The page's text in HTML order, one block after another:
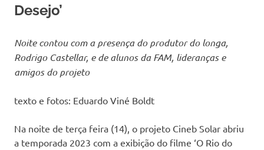
Desejo’
Noite contou com a presença do produtor do longa,
Rodrigo Castellar, e de alunos da FAM, lideranças e
amigos do projeto
texto e fotos: Eduardo Viné Boldt
Na noite de terça feira (14), o projeto Cineb Solar abriu
a temporada 2023 com a exibição do filme ‘O Rio do